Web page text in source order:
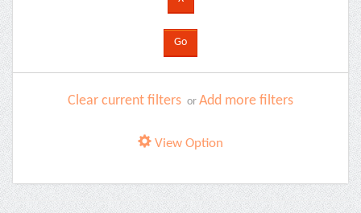
Clear current filters or Add more filters
View Option